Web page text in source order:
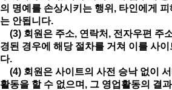
의 명예를 손상시키는 행위, 타인에게
는 안됩니다.
(3) 회원은 주소, 연락처, 전자우편 주
경된 경우에 해당 절차를 거쳐 이를 사
다.
(4) 회원은 사이트의 사전 승낙 없이
활동을 할 수 없으며, 그 영업활동의 결